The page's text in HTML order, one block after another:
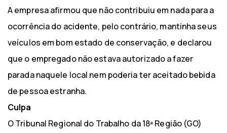
A empresa afirmou que não contribuiu em nada para a
ocorrência do acidente, pelo contrário, mantinha seus
veículos em bom estado de conservação, e declarou
que o empregado não estava autorizado a fazer
parada naquele local nem poderia ter aceitado bebida
de pessoa estranha.
Culpa
O Tribunal Regional do Trabalho da 18ª Região (GO)